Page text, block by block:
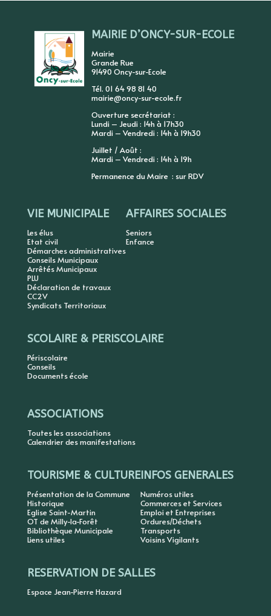
MAIRIE D’ONCY-SUR-ECOLE
Mairie
Grande Rue
91490 Oncy-sur-Ecole
Tél. 01 64 98 81 40
mairie@oncy-sur-ecole.fr
Ouverture secrétariat :
Lundi – Jeudi : 14h à 17h30
Mardi – Vendredi : 14h à 19h30
Juillet / Août :
Mardi – Vendredi : 14h à 19h
Permanence du Maire : sur RDV
VIE MUNICIPALE
Les élus
Etat civil
Démarches administratives
Conseils Municipaux
Arrêtés Municipaux
PLU
Déclaration de travaux
CC2V
Syndicats Territoriaux
AFFAIRES SOCIALES
Seniors
Enfance
SCOLAIRE & PERISCOLAIRE
Périscolaire
Conseils
Documents école
ASSOCIATIONS
Toutes les associations
Calendrier des manifestations
TOURISME & CULTURE
Présentation de la Commune
Historique
Eglise Saint-Martin
OT de Milly-la-Forêt
Bibliothèque Municipale
Liens utiles
INFOS GENERALES
Numéros utiles
Commerces et Services
Emploi et Entreprises
Ordures/Déchets
Transports
Voisins Vigilants
RESERVATION DE SALLES
Espace Jean-Pierre Hazard